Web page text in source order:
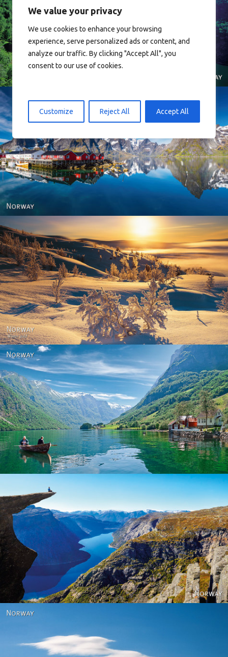
We value your privacy
We use cookies to enhance your browsing
experience, serve personalized ads or content, and
analyze our traffic. By clicking "Accept All", you
consent to our use of cookies.
Customize Reject All Accept All
Norway
Reine - Lofoten, Nord Norge. North Norway.
Norway - Winter gold
Norway
Norway